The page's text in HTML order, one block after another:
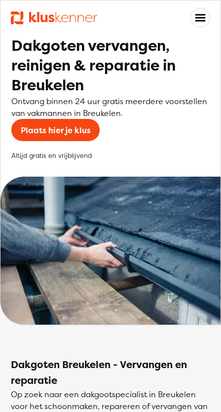
Dakgoten vervangen,
reinigen & reparatie in
Breukelen
Ontvang binnen 24 uur gratis meerdere voorstellen
van vakmannen in Breukelen.
Plaats hier je klus
Altijd gratis en vrijblijvend
Dakgoten Breukelen - Vervangen en
reparatie
Op zoek naar een dakgootspecialist in Breukelen
voor het schoonmaken, repareren of vervangen van